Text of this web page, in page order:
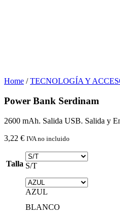
Home /TECNOLOGÍA Y
Power Bank Serdinam
2600 mAh. Salida USB. Salida y
3,22 € IVA no incluido
Talla S/T
AZUL
BLANCO